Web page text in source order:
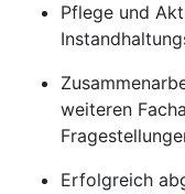
Pflege und
weiteren
Erfolgreich